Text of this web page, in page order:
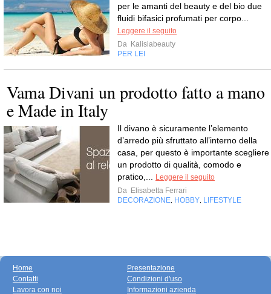
per le amanti del beauty e del bio due
fluidi bifasici profumati per corpo...
Leggere il seguito
Da Kalisiabeauty
PER LEI
Vama Divani un prodotto fatto a mano
e Made in Italy
Il divano è sicuramente l’elemento
d’arredo più sfruttato all’interno della
casa, per questo è importante scegliere
un prodotto di qualità, comodo e
pratico,...
Leggere il seguito
Da Elisabetta Ferrari
DECORAZIONE HOBBY LIFESTYLE
Home
Contatti
Lavora con noi
Presentazione
Condizioni d'uso
Informazioni azienda